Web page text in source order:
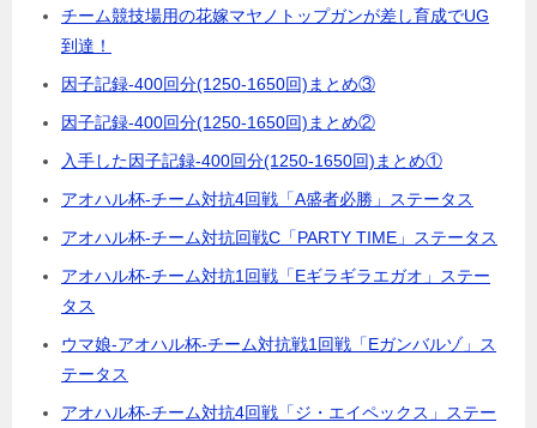
チーム競技場用の花嫁マヤノトップガンが差し育成でUG
到達！
因子記録-400回分(1250-1650回)まとめ③
因子記録-400回分(1250-1650回)まとめ②
入手した因子記録-400回分(1250-1650回)まとめ①
アオハル杯-チーム対抗4回戦「A盛者必勝」ステータス
アオハル杯-チーム対抗回戦C「PARTY TIME」ステータス
アオハル杯-チーム対抗1回戦「Eギラギラエガオ」ステー
タス
ウマ娘-アオハル杯-チーム対抗戦1回戦「Eガンバルゾ」ス
テータス
アオハル杯-チーム対抗4回戦「ジ・エイペックス」ステー